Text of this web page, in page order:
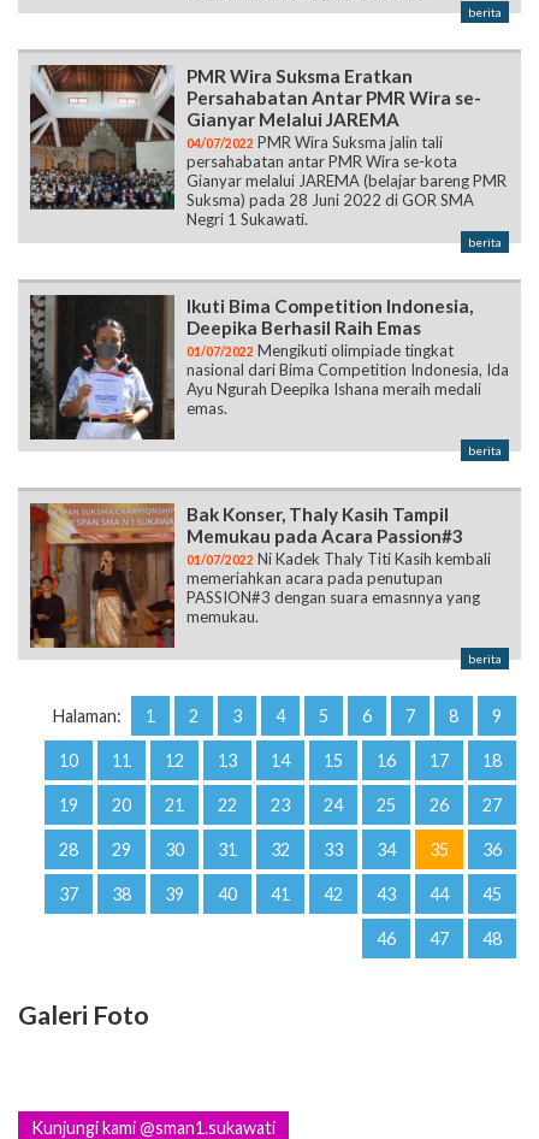
berita
PMR Wira Suksma Eratkan
Persahabatan Antar PMR Wira se-
Gianyar Melalui JAREMA
04/07/2022 PMR Wira Suksma jalin tali
persahabatan antar PMR Wira se-kota
Gianyar melalui JAREMA (belajar bareng PMR
Suksma) pada 28 Juni 2022 di GOR SMA
Negri 1 Sukawati.
berita
Ikuti Bima Competition Indonesia,
Deepika Berhasil Raih Emas
01/07/2022 Mengikuti olimpiade tingkat
nasional dari Bima Competition Indonesia, Ida
Ayu Ngurah Deepika Ishana meraih medali
emas.
berita
Bak Konser, Thaly Kasih Tampil
Memukau pada Acara Passion#3
01/07/2022 Ni Kadek Thaly Titi Kasih kembali
memeriahkan acara pada penutupan
PASSION#3 dengan suara emasnnya yang
memukau.
berita
Halaman: 1 2 3 4 5 6 7 8 9
10 11 12 13 14 15 16 17 18
19 20 21 22 23 24 25 26 27
28 29 30 31 32 33 34 35 36
37 38 39 40 41 42 43 44 45
46 47 48
Galeri Foto
Kunjungi kami @sman1.sukawati